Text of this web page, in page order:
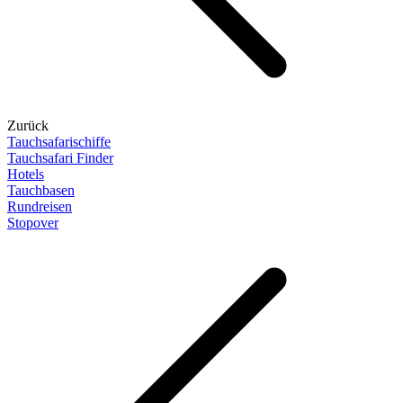
Zurück
Tauchsafarischiffe
Tauchsafari Finder
Hotels
Tauchbasen
Rundreisen
Stopover